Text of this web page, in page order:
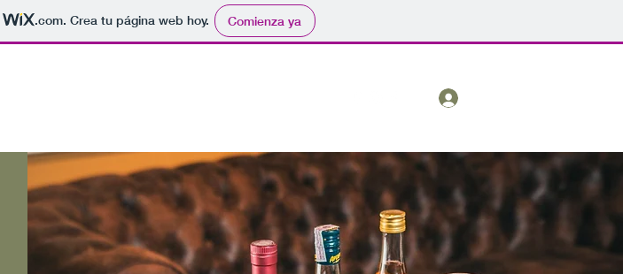
.com. Crea tu página web hoy. Comienza ya